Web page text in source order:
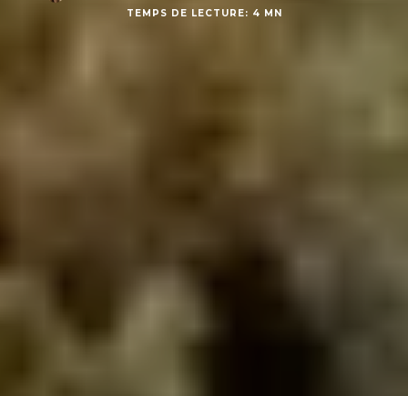
TEMPS DE LECTURE: 4 MN